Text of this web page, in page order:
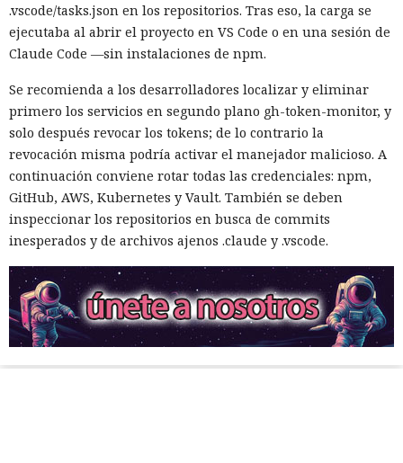
.vscode/tasks.json en los repositorios. Tras eso, la carga se
ejecutaba al abrir el proyecto en VS Code o en una sesión de
Claude Code —sin instalaciones de npm.
Se recomienda a los desarrolladores localizar y eliminar
primero los servicios en segundo plano gh-token-monitor, y
solo después revocar los tokens; de lo contrario la
revocación misma podría activar el manejador malicioso. A
continuación conviene rotar todas las credenciales: npm,
GitHub, AWS, Kubernetes y Vault. También se deben
inspeccionar los repositorios en busca de commits
inesperados y de archivos ajenos .claude y .vscode.